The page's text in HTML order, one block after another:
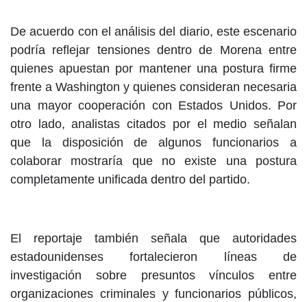
De acuerdo con el análisis del diario, este escenario
podría reflejar tensiones dentro de Morena entre
quienes apuestan por mantener una postura firme
frente a Washington y quienes consideran necesaria
una mayor cooperación con Estados Unidos. Por
otro lado, analistas citados por el medio señalan
que la disposición de algunos funcionarios a
colaborar mostraría que no existe una postura
completamente unificada dentro del partido.
El reportaje también señala que autoridades
estadounidenses fortalecieron líneas de
investigación sobre presuntos vínculos entre
organizaciones criminales y funcionarios públicos,